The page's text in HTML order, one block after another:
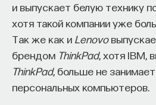
и выпускает белую технику
хотя такой компании уже
Так же как и Lenovo
брендом ThinkPad, хотя IBM,
ThinkPad, больше не
персональных компьютеров.
«Мы не наказываем студентов
ИИ, потому что сам факт его
ничего не объясняет. Важно
обратился к ИИ, а то, как
Если воспринимать ИИ
ресурс или способ